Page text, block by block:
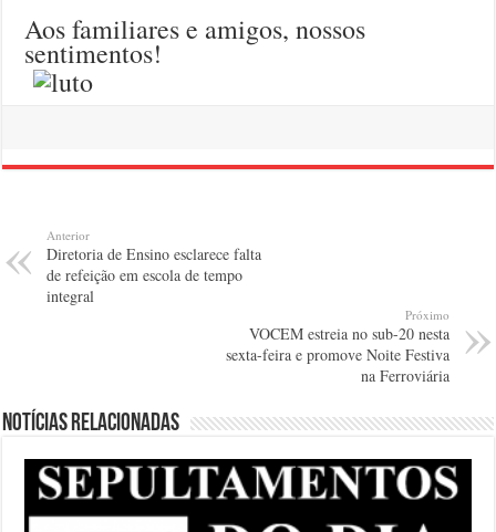
Aos familiares e amigos, nossos
sentimentos!
Anterior
Diretoria de Ensino esclarece falta
de refeição em escola de tempo
integral
Próximo
VOCEM estreia no sub-20 nesta
sexta-feira e promove Noite Festiva
na Ferroviária
Notícias relacionadas